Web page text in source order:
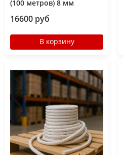
(100 метров) 8 мм
16600 руб
В корзину